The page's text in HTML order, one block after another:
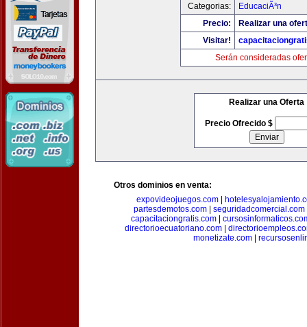
Categorias:
EducaciÃ³n
Precio:
Realizar una
Visitar!
Serán consideradas
Realizar una Oferta
Precio Ofrecido $
Otros dominios en venta:
expovideojuegos.com
partesdemotos.com| seguridadcomercial.com
capacitaciongratis.com|
directorioecuatoriano.com
monetizate.com|